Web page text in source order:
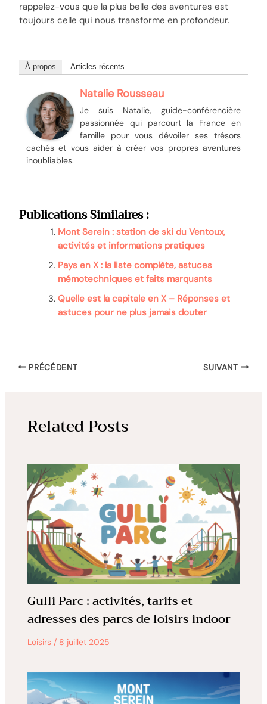
rappelez-vous que la plus belle des aventures est
toujours celle qui nous transforme en profondeur.
À propos Articles récents
Natalie Rousseau
Je suis Natalie, guide-conférencière
passionnée qui parcourt la France en
famille pour vous dévoiler ses trésors
cachés et vous aider à créer vos propres aventures
inoubliables.
Publications Similaires :
Mont Serein : station de ski du Ventoux,
activités et informations pratiques
Pays en X : la liste complète, astuces
mémotechniques et faits marquants
Quelle est la capitale en X – Réponses et
astuces pour ne plus jamais douter
PRÉCÉDENT SUIVANT
Related Posts
Gulli Parc : activités, tarifs et
adresses des parcs de loisirs indoor
Loisirs/ 8 juillet 2025